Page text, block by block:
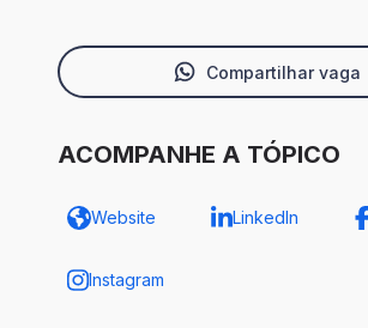
Compartilhar vaga
ACOMPANHE A TÓPICO
Website LinkedIn
Instagram